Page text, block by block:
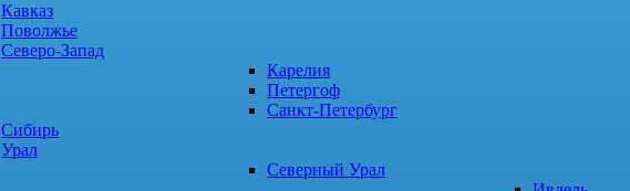
Кавказ
Поволжье
Северо-Запад
Карелия
Петергоф
Санкт-Петербург
Сибирь
Урал
Северный Урал